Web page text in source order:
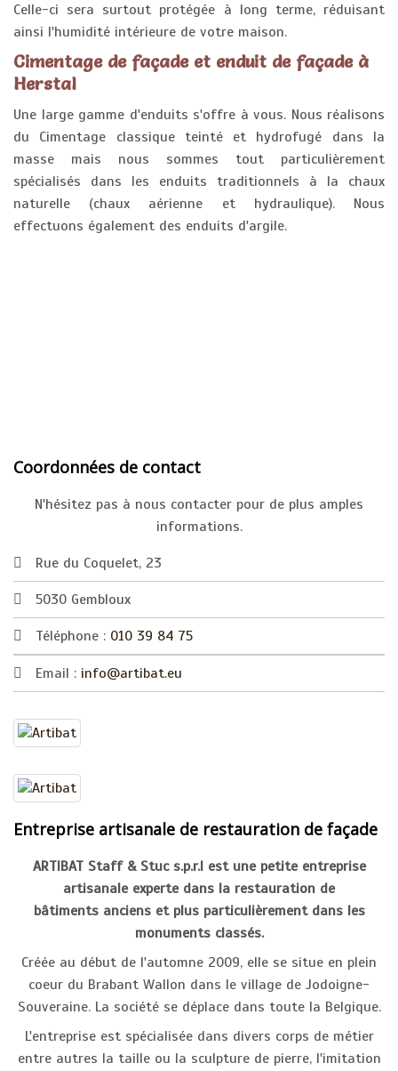
Celle-ci sera surtout protégée à long terme, réduisant
ainsi l'humidité intérieure de votre maison.
Cimentage de façade et enduit de façade à
Herstal
Une large gamme d'enduits s'offre à vous. Nous réalisons
du Cimentage classique teinté et hydrofugé dans la
masse mais nous sommes tout particulièrement
spécialisés dans les enduits traditionnels à la chaux
naturelle (chaux aérienne et hydraulique). Nous
effectuons également des enduits d'argile.
Coordonnées de contact
N'hésitez pas à nous contacter pour de plus amples
informations.
Rue du Coquelet, 23
5030 Gembloux
Téléphone : 010 39 84 75
Email : info@artibat.eu
Entreprise artisanale de restauration de façade
ARTIBAT Staff & Stuc s.p.r.l est une petite entreprise
artisanale experte dans la restauration de
bâtiments anciens et plus particulièrement dans les
monuments classés.
Créée au début de l'automne 2009, elle se situe en plein
coeur du Brabant Wallon dans le village de Jodoigne-
Souveraine. La société se déplace dans toute la Belgique.
L'entreprise est spécialisée dans divers corps de métier
entre autres la taille ou la sculpture de pierre, l'imitation